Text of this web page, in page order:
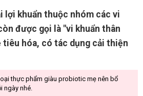
lợi khuẩn thuộc nhóm các vi
được gọi là "vi khuẩn thân
hóa, có tác dụng cải thiện
thực phẩm giàu probiotic mẹ nên bổ
ngày nhé.